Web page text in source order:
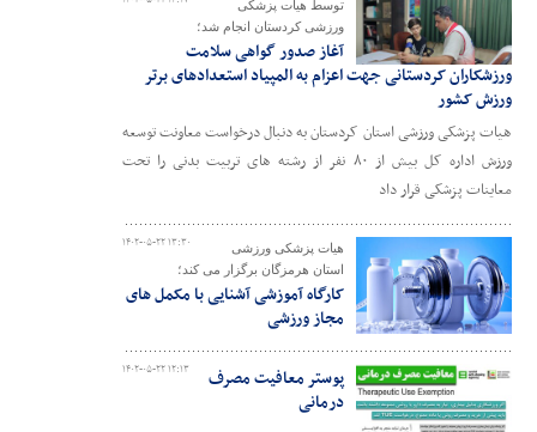
توسط هیات پزشکی
ورزشی کردستان انجام شد؛
آغاز صدور گواهی سلامت
ورزشکاران کردستانی جهت اعزام به المپیاد استعدادهای برتر
ورزش کشور
هیات پزشکی ورزشی استان کردستان به دنبال درخواست معاونت توسعه
ورزش اداره کل بیش از ۸۰ نفر از رشته های تربیت بدنی را تحت
معاینات پزشکی قرار داد
۱۴۰۲-۰۵-۲۲ ۱۳:۳۰
هیات پزشکی ورزشی
استان هرمزگان برگزار می کند؛
کارگاه آموزشی آشنایی با مکمل های
مجاز ورزشی
۱۴۰۲-۰۵-۲۲ ۱۲:۱۳
پوستر معافیت مصرف
درمانی